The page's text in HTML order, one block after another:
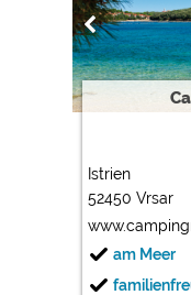
Istrien
52450 Vrsar
am Meer